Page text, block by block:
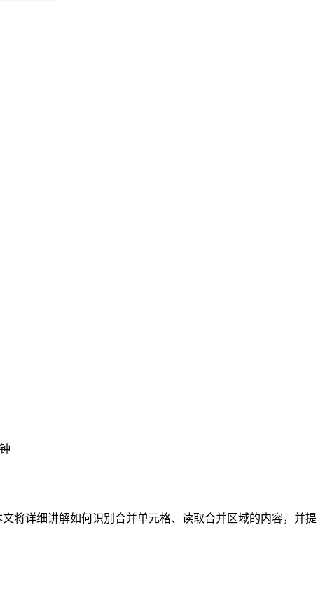
将详细讲解如何识别合并单元格、读取合并区域的内容，并提